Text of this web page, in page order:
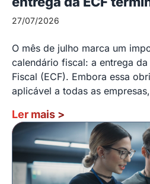
27/07/2026
O mês de julho marca um
calendário fiscal: a entrega
Fiscal (ECF). Embora essa
aplicável a todas as
Ler mais >